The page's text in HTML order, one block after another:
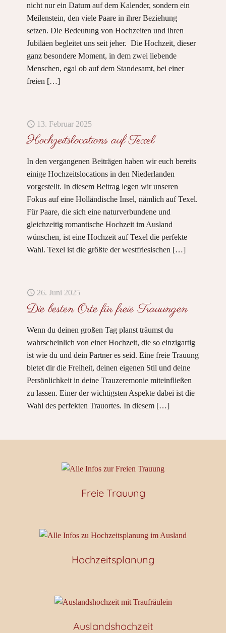
nicht nur ein Datum auf dem Kalender, sondern ein
Meilenstein, den viele Paare in ihrer Beziehung
setzen. Die Bedeutung von Hochzeiten und ihren
Jubiläen begleitet uns seit jeher. Die Hochzeit, dieser
ganz besondere Moment, in dem zwei liebende
Menschen, egal ob auf dem Standesamt, bei einer
freien […]
13. Februar 2025
Hochzeitslocations auf Texel
In den vergangenen Beiträgen haben wir euch bereits
einige Hochzeitslocations in den Niederlanden
vorgestellt. In diesem Beitrag legen wir unseren
Fokus auf eine Holländische Insel, nämlich auf Texel.
Für Paare, die sich eine naturverbundene und
gleichzeitig romantische Hochzeit im Ausland
wünschen, ist eine Hochzeit auf Texel die perfekte
Wahl. Texel ist die größte der westfriesischen […]
26. Juni 2025
Die besten Orte für freie Trauungen
Wenn du deinen großen Tag planst träumst du
wahrscheinlich von einer Hochzeit, die so einzigartig
ist wie du und dein Partner es seid. Eine freie Trauung
bietet dir die Freiheit, deinen eigenen Stil und deine
Persönlichkeit in deine Trauzeremonie miteinfließen
zu lassen. Einer der wichtigsten Aspekte dabei ist die
Wahl des perfekten Trauortes. In diesem […]
Freie Trauung
Hochzeitsplanung
Auslandshochzeit